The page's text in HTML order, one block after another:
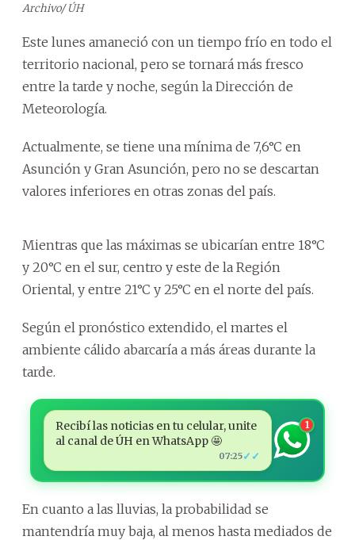
Archivo/ ÚH
Este lunes amaneció con un tiempo frío en todo el
territorio nacional, pero se tornará más fresco
entre la tarde y noche, según la Dirección de
Meteorología.
Actualmente, se tiene una mínima de 7,6°C en
Asunción y Gran Asunción, pero no se descartan
valores inferiores en otras zonas del país.
Mientras que las máximas se ubicarían entre 18°C
y 20°C en el sur, centro y este de la Región
Oriental, y entre 21°C y 25°C en el norte del país.
Según el pronóstico extendido, el martes el
ambiente cálido abarcaría a más áreas durante la
tarde.
Recibí las noticias en tu celular, unite
al canal de ÚH en WhatsApp 🤩
07:25✓✓
1
En cuanto a las lluvias, la probabilidad se
mantendría muy baja, al menos hasta mediados de